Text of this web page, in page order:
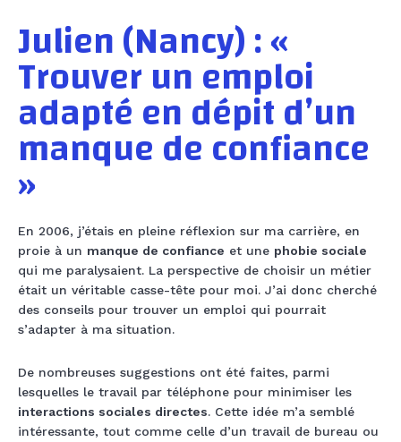
Julien (Nancy) : «
Trouver un emploi
adapté en dépit d’un
manque de confiance
»
En 2006, j’étais en pleine réflexion sur ma carrière, en
proie à un manque de confiance et une phobie sociale
qui me paralysaient. La perspective de choisir un métier
était un véritable casse-tête pour moi. J’ai donc cherché
des conseils pour trouver un emploi qui pourrait
s’adapter à ma situation.
De nombreuses suggestions ont été faites, parmi
lesquelles le travail par téléphone pour minimiser les
interactions sociales directes. Cette idée m’a semblé
intéressante, tout comme celle d’un travail de bureau ou